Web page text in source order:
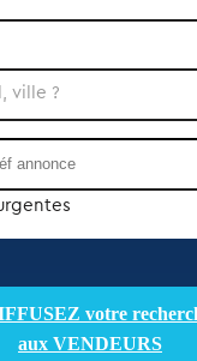
votre
aux VENDEURS